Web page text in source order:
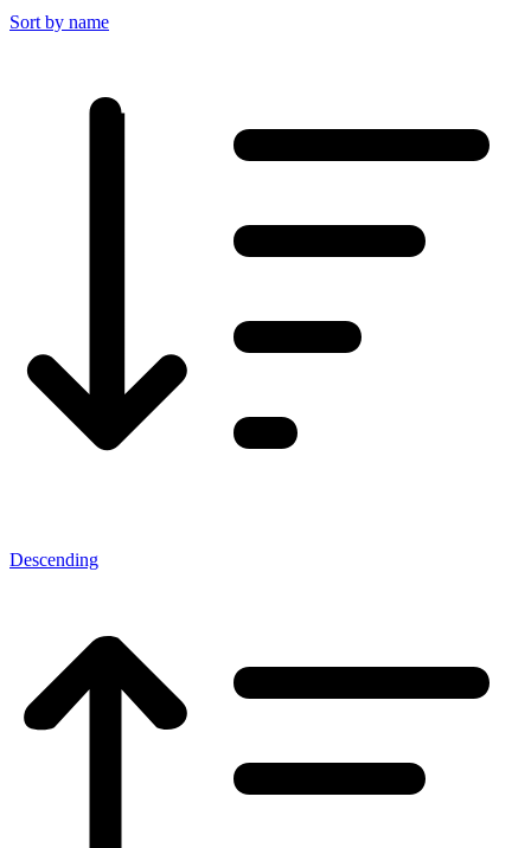
Sort by name
Descending